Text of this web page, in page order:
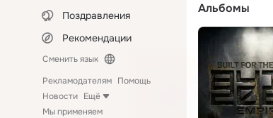
Поздравления
Рекомендации
Сменить язык
Рекламодателям Помощь
Новости Ещё
Мы применяем
Альбомы